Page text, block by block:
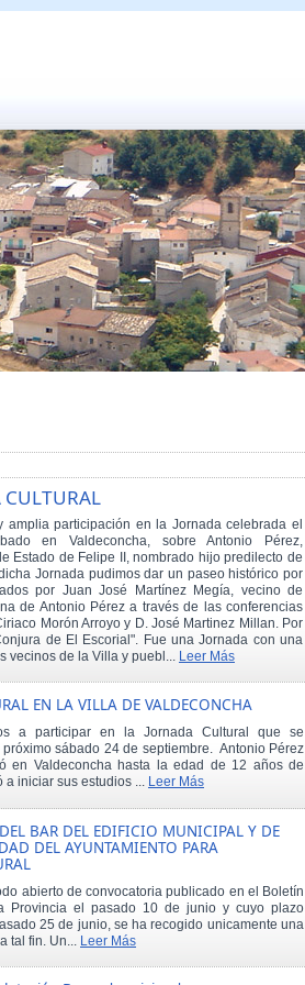
CULTURAL
amplia participación en la Jornada celebrada el
en Valdeconcha, sobre Antonio Pérez,
Estado de Felipe II, nombrado hijo predilecto de
Jornada pudimos dar un paseo histórico por
por Juan José Martínez Megía, vecino de
de Antonio Pérez a través de las conferencias
Morón Arroyo y D. José Martinez Millan. Por
de El Escorial". Fue una Jornada con una
vecinos de la Villa y puebl... Leer Más
EN LA VILLA DE VALDECONCHA
a participar en la Jornada Cultural que se
sábado 24 de septiembre. Antonio Pérez
en Valdeconcha hasta la edad de 12 años de
a iniciar sus estudios ... Leer Más
BAR DEL EDIFICIO MUNICIPAL Y DE
DEL AYUNTAMIENTO PARA
abierto de convocatoria publicado en el Boletín
Provincia el pasado 10 de junio y cuyo plazo
25 de junio, se ha recogido unicamente una
tal fin. Un... Leer Más